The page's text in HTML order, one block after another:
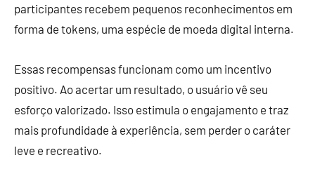
participantes recebem pequenos reconhecimentos em
forma de tokens, uma espécie de moeda digital interna.
Essas recompensas funcionam como um incentivo
positivo. Ao acertar um resultado, o usuário vê seu
esforço valorizado. Isso estimula o engajamento e traz
mais profundidade à experiência, sem perder o caráter
leve e recreativo.